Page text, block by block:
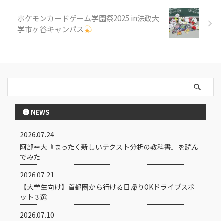
ポケモンカードゲーム学園祭2025 in法政大
学市ヶ谷キャンパス
NEWS
2026.07.24
阿部幸大『まったく新しいテクスト分析の教科書』を読ん
でみた
2026.07.21
【大学生向け】首都圏から行ける日帰りOKドライブスポ
ット３選
2026.07.10